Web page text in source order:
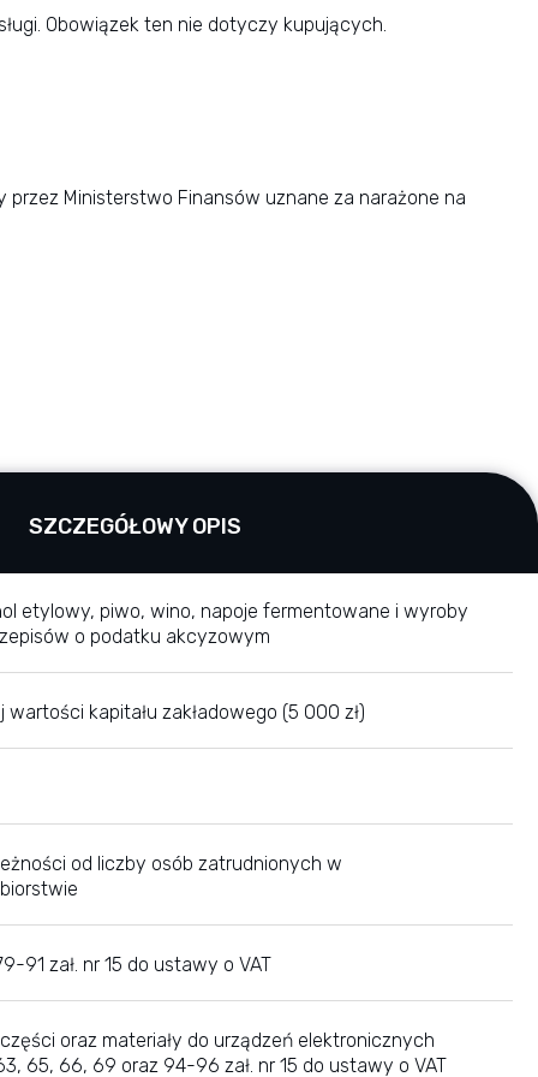
Obowiązek ten nie dotyczy kupujących.
Ministerstwo Finansów uznane za narażone na
SZCZEGÓŁOWY OPIS
etylowy, piwo, wino, napoje fermentowane i wyroby
o podatku akcyzowym
wartości kapitału zakładowego (5 000 zł)
od liczby osób zatrudnionych w
91 zał. nr 15 do ustawy o VAT
oraz materiały do urządzeń elektronicznych
65, 66, 69 oraz 94-96 zał. nr 15 do ustawy o VAT